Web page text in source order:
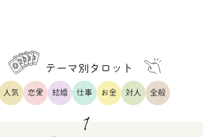
テーマ別タロット
人気 恋愛 結婚 仕事 お金 対人 全般
1